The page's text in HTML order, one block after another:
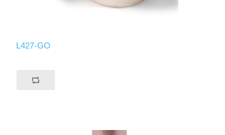
L427-GO